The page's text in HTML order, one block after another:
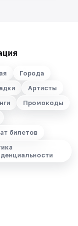
Города
Артисты
Промокоды
билетов